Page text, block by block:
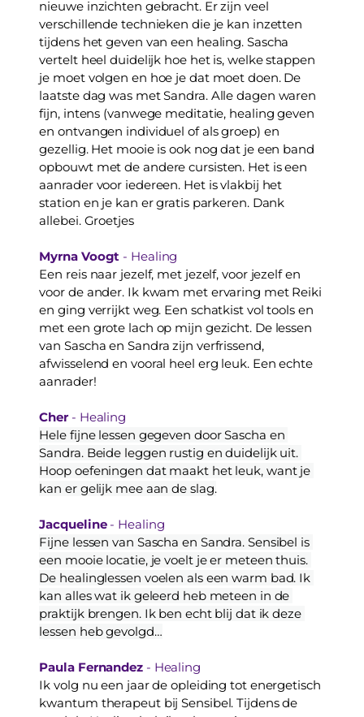
nieuwe inzichten gebracht. Er zijn veel
verschillende technieken die je kan inzetten
tijdens het geven van een healing. Sascha
vertelt heel duidelijk hoe het is, welke stappen
je moet volgen en hoe je dat moet doen. De
laatste dag was met Sandra. Alle dagen waren
fijn, intens (vanwege meditatie, healing geven
en ontvangen individuel of als groep) en
gezellig. Het mooie is ook nog dat je een band
opbouwt met de andere cursisten. Het is een
aanrader voor iedereen. Het is vlakbij het
station en je kan er gratis parkeren. Dank
allebei. Groetjes
Myrna Voogt - Healing
Een reis naar jezelf, met jezelf, voor jezelf en
voor de ander. Ik kwam met ervaring met Reiki
en ging verrijkt weg. Een schatkist vol tools en
met een grote lach op mijn gezicht. De lessen
van Sascha en Sandra zijn verfrissend,
afwisselend en vooral heel erg leuk. Een echte
aanrader!
Cher - Healing
Hele fijne lessen gegeven door Sascha en
Sandra. Beide leggen rustig en duidelijk uit.
Hoop oefeningen dat maakt het leuk, want je
kan er gelijk mee aan de slag.
Jacqueline - Healing
Fijne lessen van Sascha en Sandra. Sensibel is
een mooie locatie, je voelt je er meteen thuis.
De healinglessen voelen als een warm bad. Ik
kan alles wat ik geleerd heb meteen in de
praktijk brengen. Ik ben echt blij dat ik deze
lessen heb gevolgd…
Paula Fernandez - Healing
Ik volg nu een jaar de opleiding tot energetisch
kwantum therapeut bij Sensibel. Tijdens de